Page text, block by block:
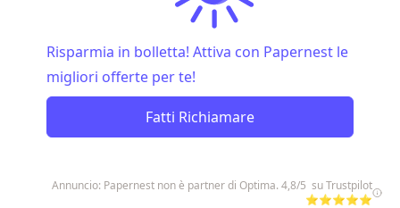
Risparmia in bolletta! Attiva con Papernest le
migliori offerte per te!
Fatti Richiamare
Annuncio: Papernest non è partner di Optima. 4,8/5 su Trustpilot
⭐⭐⭐⭐⭐